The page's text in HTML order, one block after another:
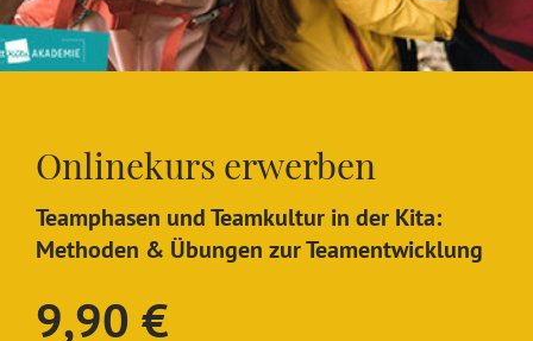
Onlinekurs erwerben
Teamphasen und Teamkultur in der Kita:
Methoden & Übungen zur Teamentwicklung
9,90 €